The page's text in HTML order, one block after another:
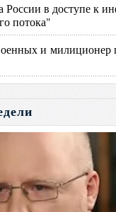
России в доступе к
потока"
и милиционер